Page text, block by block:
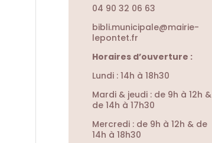
04 90 32 06 63
bibli.municipale@mairie-
lepontet.fr
Horaires d’ouverture :
Lundi : 14h à 18h30
Mardi & jeudi : de 9h à 12h &
de 14h à 17h30
Mercredi : de 9h à 12h & de
14h à 18h30